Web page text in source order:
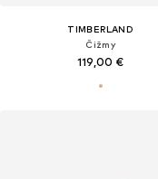
TIMBERLAND
Čižmy
119,00 €